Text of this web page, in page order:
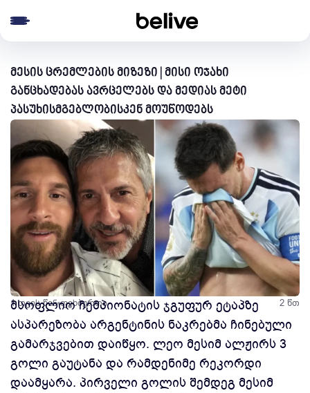
მესის ცრემლების მიზეზი | მისი ოჯახი
განცხადებას ავრცელებს და მედიას მეტი
პასუხისმგებლობისკენ მოუწოდებს
1 თვის წინ ფეხბურთი 2 წთ
მსოფლიო ჩემპიონატის ჯგუფურ ეტაპზე
ასპარეზობა არგენტინის ნაკრებმა ჩინებული
გამარჯვებით დაიწყო. ლეო მესიმ ალჟირს 3
გოლი გაუტანა და რამდენიმე რეკორდი
დაამყარა. პირველი გოლის შემდეგ მესიმ